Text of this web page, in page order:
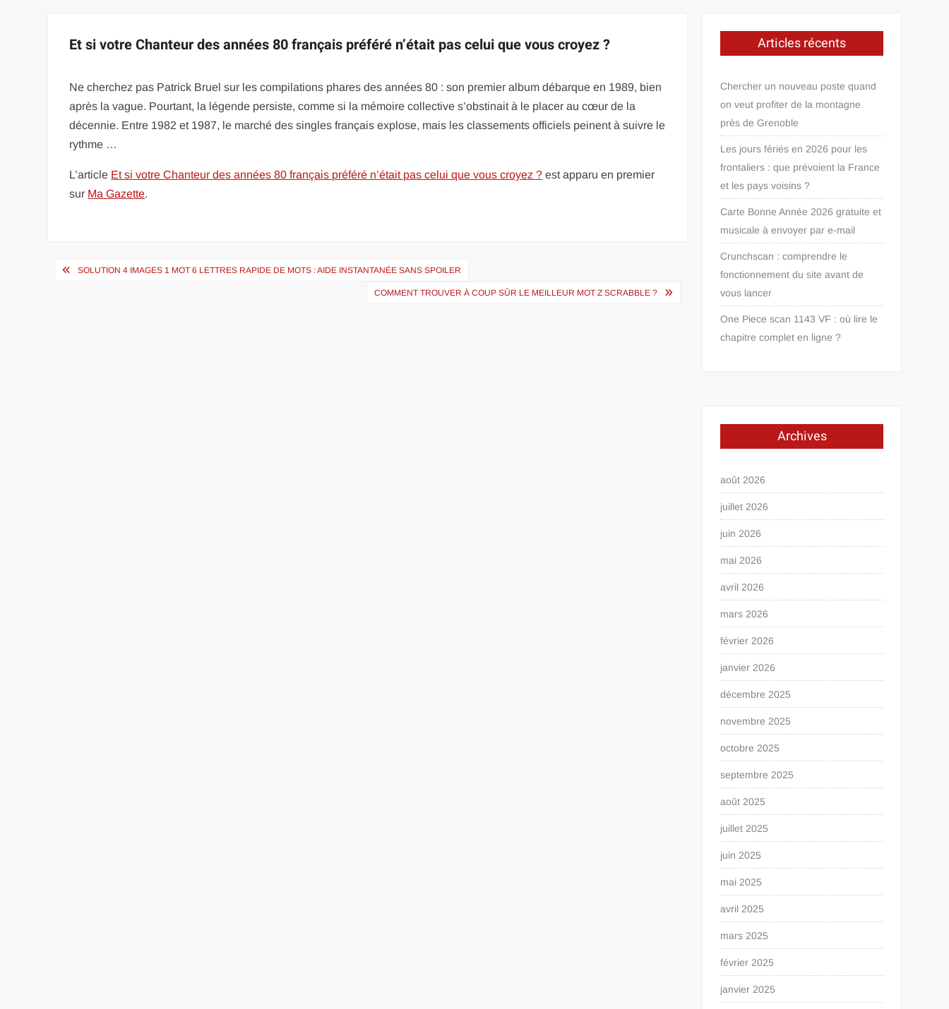
Et si votre Chanteur des années 80 français préféré n’était pas celui que vous croyez ?
Ne cherchez pas Patrick Bruel sur les compilations phares des années 80 : son premier album débarque en 1989, bien
après la vague. Pourtant, la légende persiste, comme si la mémoire collective s’obstinait à le placer au cœur de la
décennie. Entre 1982 et 1987, le marché des singles français explose, mais les classements officiels peinent à suivre le
rythme …
L’article Et si votre Chanteur des années 80 français préféré n’était pas celui que vous croyez ? est apparu en premier
sur Ma Gazette.
Navigation
SOLUTION 4 IMAGES 1 MOT 6 LETTRES RAPIDE DE MOTS : AIDE INSTANTANÉE SANS SPOILER
COMMENT TROUVER À COUP SÛR LE MEILLEUR MOT Z SCRABBLE ?
Articles récents
Chercher un nouveau poste quand
on veut profiter de la montagne
près de Grenoble
Les jours fériés en 2026 pour les
frontaliers : que prévoient la France
et les pays voisins ?
Carte Bonne Année 2026 gratuite et
musicale à envoyer par e-mail
Crunchscan : comprendre le
fonctionnement du site avant de
vous lancer
One Piece scan 1143 VF : où lire le
chapitre complet en ligne ?
Archives
août 2026
juillet 2026
juin 2026
mai 2026
avril 2026
mars 2026
février 2026
janvier 2026
décembre 2025
novembre 2025
octobre 2025
septembre 2025
août 2025
juillet 2025
juin 2025
mai 2025
avril 2025
mars 2025
février 2025
janvier 2025